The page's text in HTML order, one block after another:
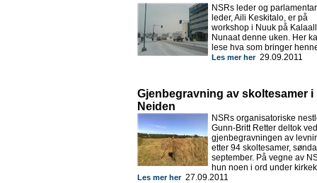
NSRs leder og
leder, Aili Keskitalo, er på
workshop i Nuuk på
Nunaat denne uken. Her
lese hva som bringer
Les mer her29.09.2011
Gjenbegravning av skoltesamer i
Neiden
NSRs organisatoriske
Gunn-Britt Retter deltok ved
gjenbegravningen av
etter 94 skoltesamer,
september. På vegne av
hun noen i ord under
Les mer her27.09.2011